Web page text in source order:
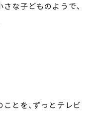
な子どものようで、
とを、ずっとテレビ